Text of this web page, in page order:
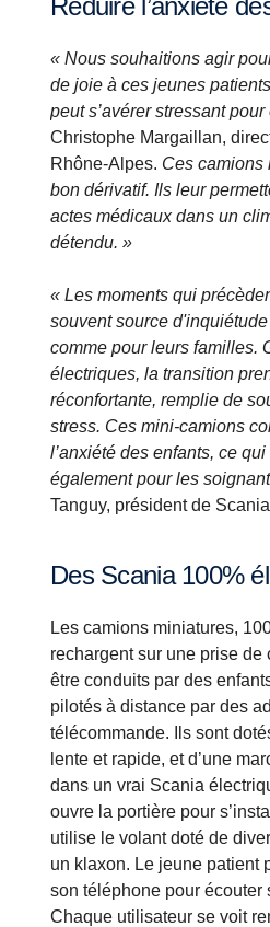
« Nous souhaitions agir
de joie à ces jeunes
peut s’avérer stressant pour
Christophe Margaillan,
Rhône-Alpes. Ces camions
bon dérivatif. Ils leur
actes médicaux dans un
détendu. »
« Les moments qui
souvent source
comme pour leurs familles.
électriques, la transition
réconfortante, remplie de
stress. Ces mini-camions
l’anxiété des enfants, ce
également pour les
Tanguy, président de
Des Scania 100%
Les camions miniatures,
rechargent sur une prise de
être conduits par des
pilotés à distance par des
télécommande. Ils sont
lente et rapide, et d’une
dans un vrai Scania
ouvre la portière pour
utilise le volant doté de
un klaxon. Le jeune patient
son téléphone pour écouter
Chaque utilisateur se voit